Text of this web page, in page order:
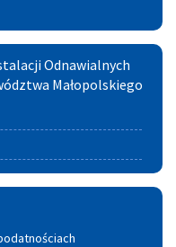
Odnawialnych
Małopolskiego